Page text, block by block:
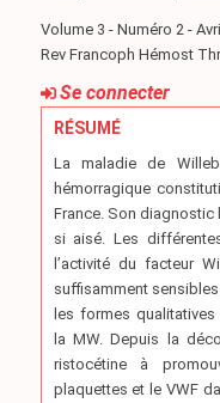
Volume 3 - Numéro 2 -
Rev Francoph Hémost
Se connecter
RÉSUMÉ
La maladie de
hémorragique
France. Son diagnostic
si aisé. Les
l’activité du facteur
suffisamment
les formes
la MW. Depuis la
ristocétine à
plaquettes et le VWF